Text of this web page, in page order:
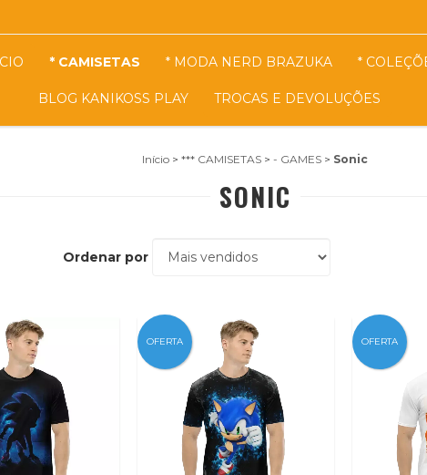
* CAMISETAS * MODA NERD BRAZUKA *
BLOG KANIKOSS PLAY TROCAS E DEVOLUÇÕES
Início > *** CAMISETAS > - GAMES > Sonic
SONIC
Ordenar por
OFERTA OFERTA